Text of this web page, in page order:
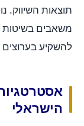
תוצאות השיווק.
משאבים בשיטות
להשקיע בערוצים
הישראלי